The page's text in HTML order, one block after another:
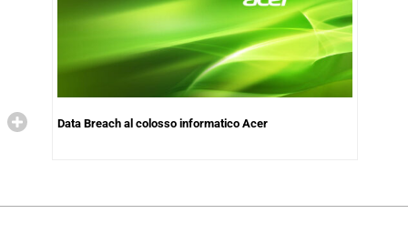
Data Breach al colosso informatico Acer